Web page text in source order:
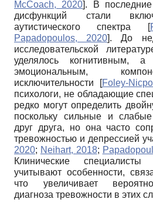
McCoach, 2020]. В
дисфункций стали
аутистического спектра
[
Papadopoulos, 2020]. До
исследовательской
уделялось когнитивным,
эмоциональным,
исключительности
[Foley-
психологи, не обладающие
редко могут определить
поскольку сильные и
друг друга, но она часто
тревожностью и депрессией
2020; Neihart, 2018;
Клинические
учитывают особенности,
что увеличивает
диагноза тревожности в этих